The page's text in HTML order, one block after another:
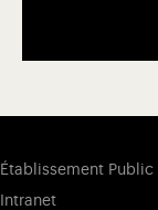
Établissement Public
Intranet